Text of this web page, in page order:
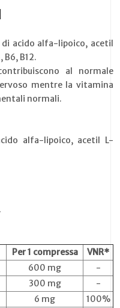
acido alfa-lipoico, acetil
B12.
al normale
mentre la vitamina
normali.
alfa-lipoico, acetil L-
.
Per 1 compressa
VNR*
600 mg
-
300 mg
-
6 mg
100%